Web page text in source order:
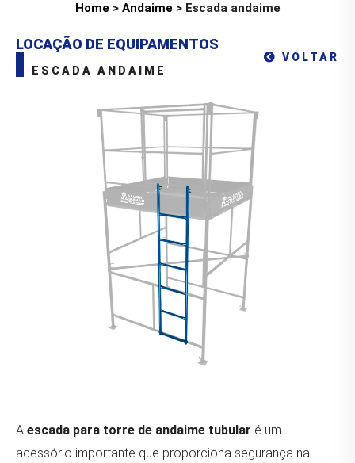
Home > Andaime > Escada andaime
LOCAÇÃO DE EQUIPAMENTOS
VOLTAR
ESCADA ANDAIME
A escada para torre de andaime tubular é um
acessório importante que proporciona segurança na